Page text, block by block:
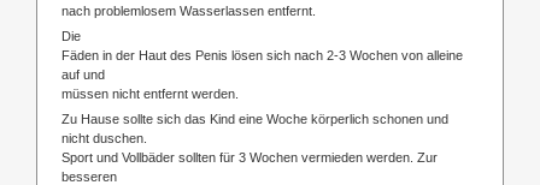
nach problemlosem Wasserlassen entfernt.
Die
Fäden in der Haut des Penis lösen sich nach 2-3 Wochen von alleine
auf und
müssen nicht entfernt werden.
Zu Hause sollte sich das Kind eine Woche körperlich schonen und
nicht duschen.
Sport und Vollbäder sollten für 3 Wochen vermieden werden. Zur
besseren